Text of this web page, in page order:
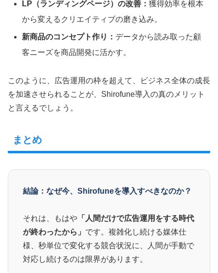
LP（ランディングページ）の改善：獲得効率を根本
から変えるクリエイティブの磨き込み。
新商品のコンセプト作り： データから読み取った顧
客ニーズを商品開発に活かす。
このように、広告運用の枠を超えて、ビジネス全体の成長
を加速させられることが、Shirofune導入の真のメリット
と言えるでしょう。
まとめ
結論：なぜ今、Shirofuneを導入すべきなのか？
それは、もはや 「人間だけで広告運用をする時代
が終わったから」 です。複雑化し続ける媒体仕
様、秒単位で変化する競合状況に、人間が手動で
対応し続けるのは限界があります。